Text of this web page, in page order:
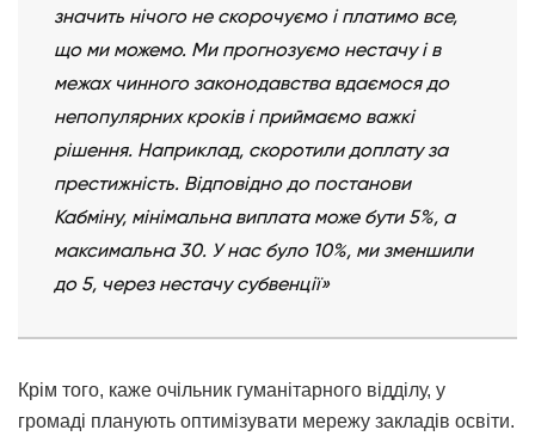
значить нічого не скорочуємо і платимо все,
що ми можемо. Ми прогнозуємо нестачу і в
межах чинного законодавства вдаємося до
непопулярних кроків і приймаємо важкі
рішення. Наприклад, скоротили доплату за
престижність. Відповідно до постанови
Кабміну, мінімальна виплата може бути 5%, а
максимальна 30. У нас було 10%, ми зменшили
до 5, через нестачу субвенції»
Крім того, каже очільник гуманітарного відділу, у
громаді планують оптимізувати мережу закладів освіти.